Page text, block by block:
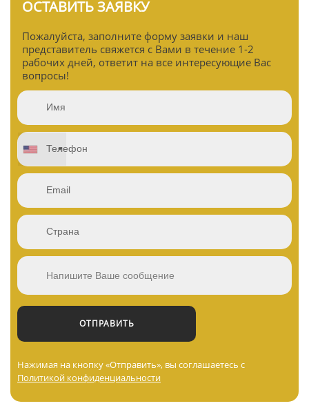
ОСТАВИТЬ ЗАЯВКУ
Пожалуйста, заполните форму заявки и наш
представитель свяжется с Вами в течение 1-2
рабочих дней, ответит на все интересующие Вас
вопросы!
Нажимая на кнопку «Отправить», вы соглашаетесь с
Политикой конфиденциальности